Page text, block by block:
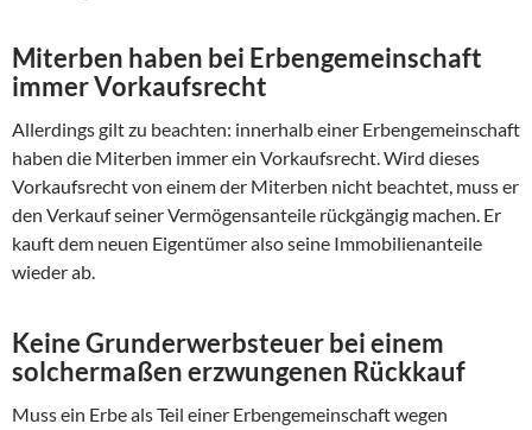
Miterben haben bei Erbengemeinschaft
immer Vorkaufsrecht
Allerdings gilt zu beachten: innerhalb einer Erbengemeinschaft
haben die Miterben immer ein Vorkaufsrecht. Wird dieses
Vorkaufsrecht von einem der Miterben nicht beachtet, muss er
den Verkauf seiner Vermögensanteile rückgängig machen. Er
kauft dem neuen Eigentümer also seine Immobilienanteile
wieder ab.
Keine Grunderwerbsteuer bei einem
solchermaßen erzwungenen Rückkauf
Muss ein Erbe als Teil einer Erbengemeinschaft wegen